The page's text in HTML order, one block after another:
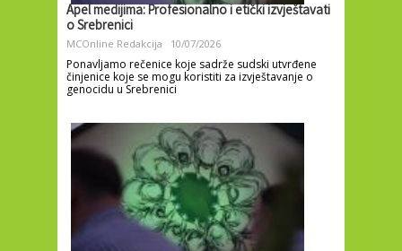
Apel medijima: Profesionalno i etički izvještavati
o Srebrenici
MCOnline Redakcija 10/07/2026
Ponavljamo rečenice koje sadrže sudski utvrđene
činjenice koje se mogu koristiti za izvještavanje o
genocidu u Srebrenici